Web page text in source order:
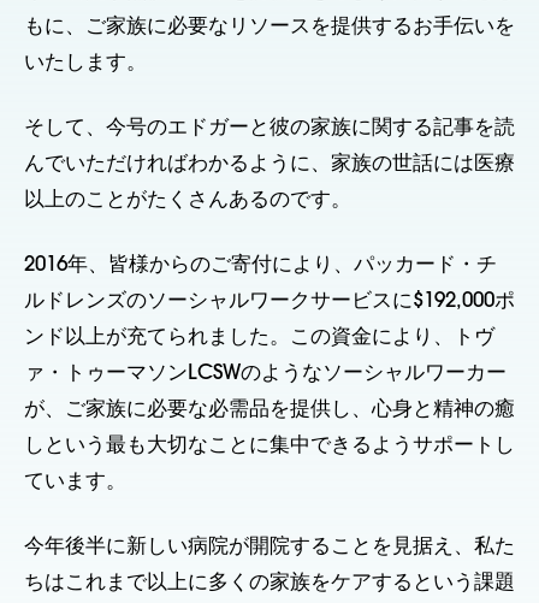
もに、ご家族に必要なリソースを提供するお手伝いを
いたします。
そして、今号のエドガーと彼の家族に関する記事を読
んでいただければわかるように、家族の世話には医療
以上のことがたくさんあるのです。
2016年、皆様からのご寄付により、パッカード・チ
ルドレンズのソーシャルワークサービスに$192,000ポ
ンド以上が充てられました。この資金により、トヴ
ァ・トゥーマソンLCSWのようなソーシャルワーカー
が、ご家族に必要な必需品を提供し、心身と精神の癒
しという最も大切なことに集中できるようサポートし
ています。
今年後半に新しい病院が開院することを見据え、私た
ちはこれまで以上に多くの家族をケアするという課題